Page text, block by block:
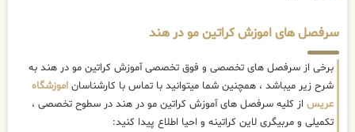
سرفصل های اموزش کراتین مو در هند
برخی از سرفصل های تخصصی و فوق تخصصی آموزش کراتین مو در هند به
شرح زیر میباشد ، همچنین شما میتوانید با تماس با کارشناسان اموزشگاه
عریس از کلیه سرفصل های آموزش کراتین مو در هند در سطوح تخصصی ،
تکمیلی و مربیگری لاین کراتینه و احیا اطلاع پیدا کنید: